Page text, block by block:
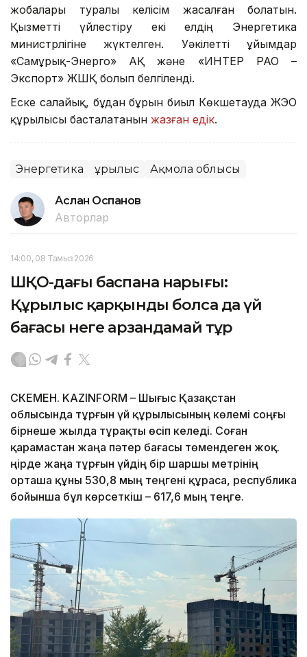
жобалары туралы келісім жасалған болатын.
Қызметті үйлестіру екі елдің Энергетика
министрлігіне жүктелген. Уәкілетті ұйымдар
«Самұрық-Энерго» АҚ және «ИНТЕР РАО –
Экспорт» ЖШҚ болып белгіленді.
Еске салайық, бұдан бұрын биыл Көкшетауда ЖЭО
құрылысы басталатанын жазған едік.
Энергетика Құрылыс Ақмола облысы
Аслан Оспанов
Авторлар
14:00, 08 Тамыз 2026
ШҚО-дағы баспана нарығы:
Құрылыс қарқынды болса да үй
бағасы неге арзандамай тұр
ӨСКЕМЕН. KAZINFORM – Шығыс Қазақстан
облысында тұрғын үй құрылысының көлемі соңғы
бірнеше жылда тұрақты өсіп келеді. Соған
қарамастан жаңа пәтер бағасы төмендеген жоқ.
Өңірде жаңа тұрғын үйдің бір шаршы метрінің
орташа құны 530,8 мың теңгені құраса, республика
бойынша бұл көрсеткіш – 617,6 мың теңге.